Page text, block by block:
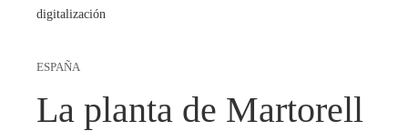
digitalización
ESPAÑA
La planta de Martorell